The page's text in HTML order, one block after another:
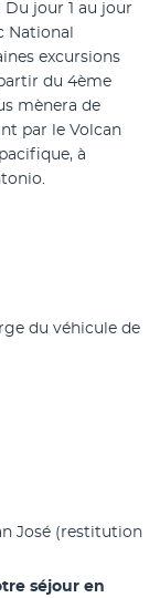
jour 1 au jour
National
excursions
du 4ème
mènera de
par le Volcan
à
du véhicule de
José (restitution
séjour en